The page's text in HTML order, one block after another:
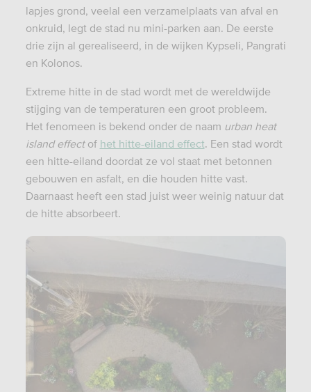
lapjes grond, veelal een verzamelplaats van afval en
onkruid, legt de stad nu mini-parken aan. De eerste
drie zijn al gerealiseerd, in de wijken Kypseli, Pangrati
en Kolonos.
Extreme hitte in de stad wordt met de wereldwijde
stijging van de temperaturen een groot probleem.
Het fenomeen is bekend onder de naam urban heat
island effectof het hitte-eiland effect. Een stad wordt
een hitte-eiland doordat ze vol staat met betonnen
gebouwen en asfalt, en die houden hitte vast.
Daarnaast heeft een stad juist weer weinig natuur dat
de hitte absorbeert.